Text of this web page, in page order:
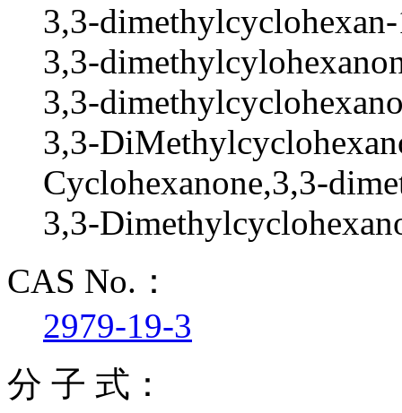
3,3-
3,3-
3,3-
3,3-
Cyclohexanone,3,3-
3,3-
CAS No.：
2979-19-3
分 子 式：